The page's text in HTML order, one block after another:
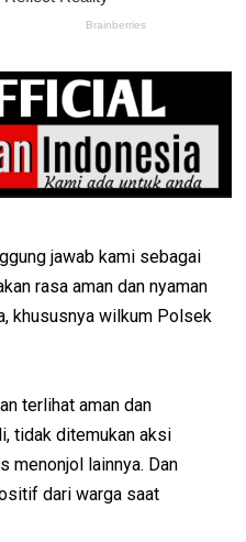
jawab kami sebagai
rasa aman dan nyaman
khususnya wilkum Polsek
terlihat aman dan
tidak ditemukan aksi
menonjol lainnya. Dan
dari warga saat